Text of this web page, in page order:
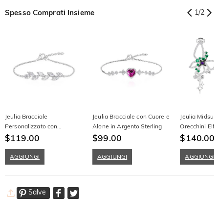
Spesso Comprati Insieme 1/2
Jeulia Bracciale
Personalizzato con
Grappolo di Pietre Taglio
Semplice
$119.00
AGGIUNGI
Jeulia Bracciale con Cuore e
Alone in Argento Sterling
$99.00
AGGIUNGI
Jeulia
Orecchini
$140.00
AGGIUNGI
Salve